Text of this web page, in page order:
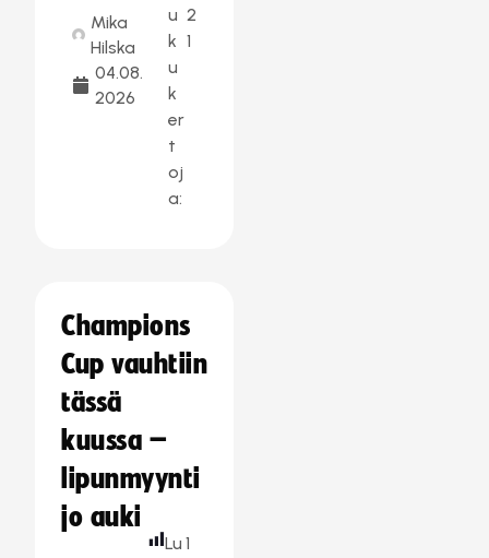
Mika
Hilska
04.08.
2026
u
k
u
k
er
t
oj
a:
2
1
Champions
Cup vauhtiin
tässä
kuussa –
lipunmyynti
jo auki
Lu 1